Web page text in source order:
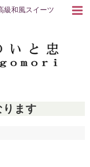
級和風スイーツ
ります